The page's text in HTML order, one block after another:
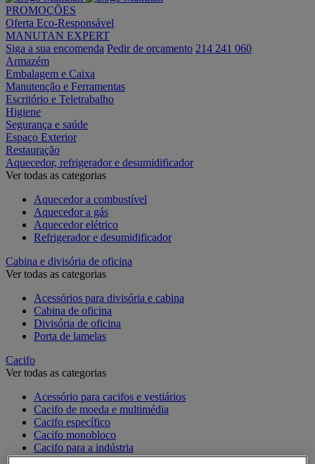
PROMOÇÕES
Oferta Eco-Responsável
MANUTAN EXPERT
Siga a sua encomenda Pedir de orçamento 214 241 060
Armazém
Embalagem e Caixa
Manutenção e Ferramentas
Escritório e Teletrabalho
Higiene
Segurança e saúde
Espaço Exterior
Restauração
Aquecedor, refrigerador e desumidificador
Ver todas as categorias
Aquecedor a combustível
Aquecedor a gás
Aquecedor elétrico
Refrigerador e desumidificador
Cabina e divisória de oficina
Ver todas as categorias
Acessórios para divisória e cabina
Cabina de oficina
Divisória de oficina
Porta de lamelas
Cacifo
Ver todas as categorias
Acessório para cacifos e vestiários
Cacifo de moeda e multimédia
Cacifo específico
Cacifo monobloco
Cacifo para a indústria